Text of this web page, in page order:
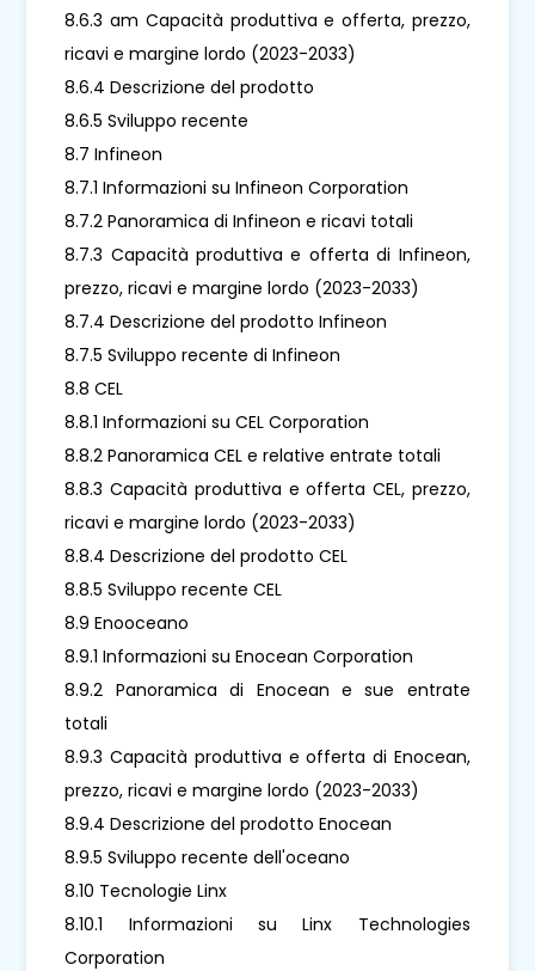
8.6.3 am Capacità produttiva e offerta, prezzo,
ricavi e margine lordo (2023-2033)
8.6.4 Descrizione del prodotto
8.6.5 Sviluppo recente
8.7 Infineon
8.7.1 Informazioni su Infineon Corporation
8.7.2 Panoramica di Infineon e ricavi totali
8.7.3 Capacità produttiva e offerta di Infineon,
prezzo, ricavi e margine lordo (2023-2033)
8.7.4 Descrizione del prodotto Infineon
8.7.5 Sviluppo recente di Infineon
8.8 CEL
8.8.1 Informazioni su CEL Corporation
8.8.2 Panoramica CEL e relative entrate totali
8.8.3 Capacità produttiva e offerta CEL, prezzo,
ricavi e margine lordo (2023-2033)
8.8.4 Descrizione del prodotto CEL
8.8.5 Sviluppo recente CEL
8.9 Enooceano
8.9.1 Informazioni su Enocean Corporation
8.9.2 Panoramica di Enocean e sue entrate
totali
8.9.3 Capacità produttiva e offerta di Enocean,
prezzo, ricavi e margine lordo (2023-2033)
8.9.4 Descrizione del prodotto Enocean
8.9.5 Sviluppo recente dell'oceano
8.10 Tecnologie Linx
8.10.1 Informazioni su Linx Technologies
Corporation